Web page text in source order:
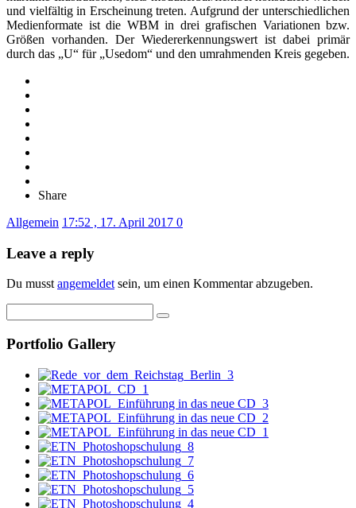
und vielfältig in Erscheinung treten. Aufgrund der unterschiedlichen
Medienformate ist die WBM in drei grafischen Variationen bzw.
Größen vorhanden. Der Wiedererkennungswert ist dabei primär
durch das „U“ für „Usedom“ und den umrahmenden Kreis gegeben.
Share
Allgemein 17:52 , 17. April 2017 0
Leave a reply
Du musst angemeldet sein, um einen Kommentar abzugeben.
Portfolio Gallery